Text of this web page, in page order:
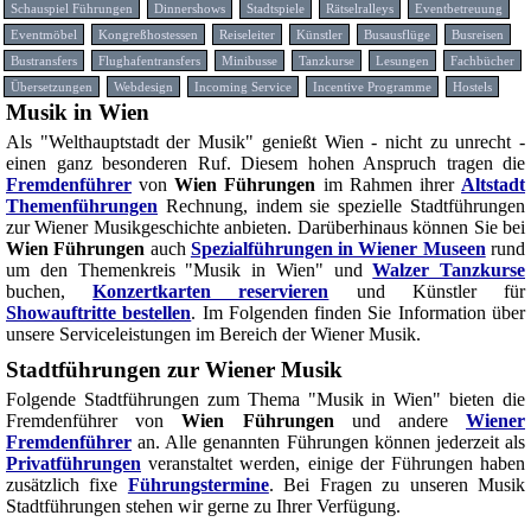
Schauspiel Führungen
Dinnershows Stadtspiele Rätselralleys
Eventbetreuung
Eventmöbel
Kongreßhostessen Reiseleiter Künstler Busausflüge
Busreisen
Bustransfers
Flughafentransfers Minibusse Tanzkurse Lesungen
Fachbücher
Übersetzungen
Webdesign Incoming Service Incentive Programme Hostels
Musik in Wien
Als "Welthauptstadt der Musik" genießt Wien - nicht zu unrecht -
einen ganz besonderen Ruf. Diesem hohen Anspruch tragen die
Fremdenführer vonWien Führungen im Rahmen ihrer Altstadt
Themenführungen Rechnung, indem sie spezielle Stadtführungen
zur Wiener Musikgeschichte anbieten. Darüberhinaus können Sie bei
Wien Führungen auch Spezialführungen in Wiener Museen rund
um den Themenkreis "Musik in Wien" undWalzer Tanzkurse
buchen,Konzertkarten reservieren und Künstler für
Showauftritte bestellen. Im Folgenden finden Sie Information über
unsere Serviceleistungen im Bereich der Wiener Musik.
Stadtführungen zur Wiener Musik
Folgende Stadtführungen zum Thema "Musik in Wien" bieten die
Fremdenführer vonWien Führungen und andereWiener
Fremdenführer an. Alle genannten Führungen können jederzeit als
Privatführungen veranstaltet werden, einige der Führungen haben
zusätzlich fixe Führungstermine. Bei Fragen zu unseren Musik
Stadtführungen stehen wir gerne zu Ihrer Verfügung.